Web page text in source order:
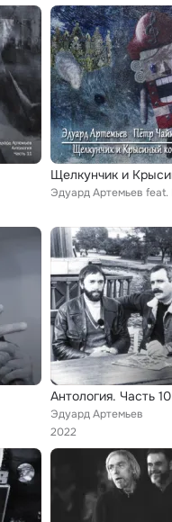
Антология. Часть 10
Эдуард Артемьев
2022